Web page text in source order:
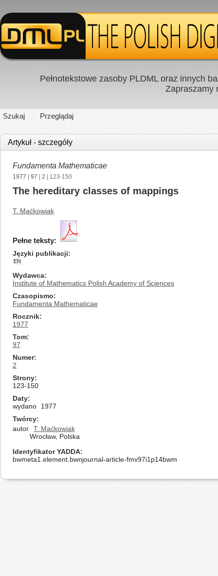
Pełnotekstowe zasoby PLDML oraz innych
Zapraszamy
Szukaj Przeglądaj
Artykuł - szczegóły
Fundamenta Mathematicae
1977 97 2 | 123-150
The hereditary classes of mappings
T. Maćkowiak
Pełne teksty:
Języki publikacji
EN
Wydawca
Institute of Mathematics Polish Academy of Sciences
Czasopismo
Fundamenta Mathematicae
Rocznik
1977
Tom
97
Numer
2
Strony
123-150
Daty
wydano
1977
Twórcy
autor
T. Maćkowiak
Wrocław, Polska
Identyfikator YADDA
bwmeta1.element.bwnjournal-article-fmv97i1p14bwm